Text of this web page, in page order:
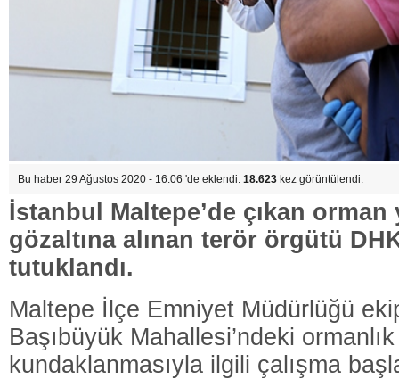
Bu haber 29 Ağustos 2020 - 16:06 'de eklendi. 18.623 kez görüntülendi.
İstanbul Maltepe’de çıkan orman
gözaltına alınan terör örgütü
tutuklandı.
Maltepe İlçe Emniyet Müdürlüğü
Başıbüyük Mahallesi’ndeki
kundaklanmasıyla ilgili çalışma